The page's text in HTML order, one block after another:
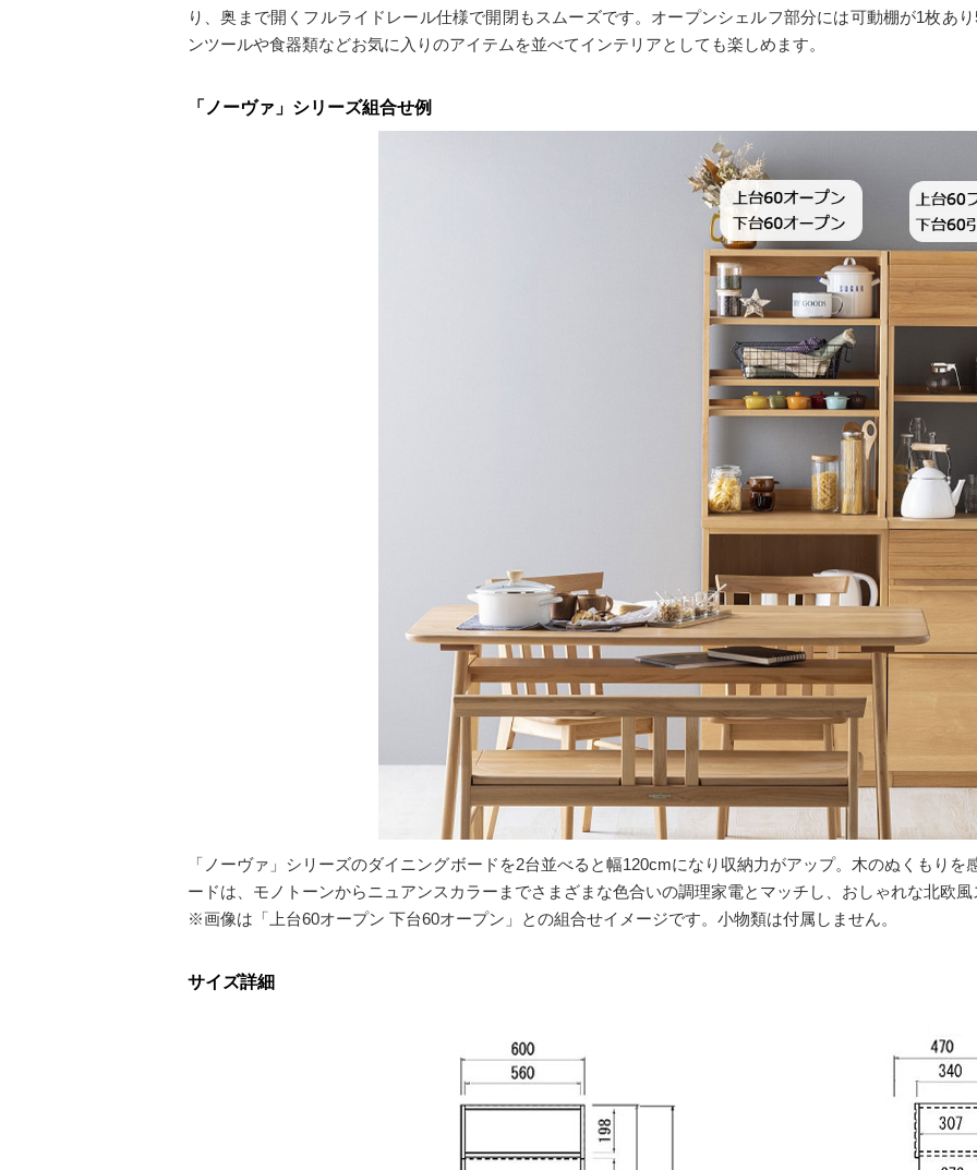
り、奥まで開くフルライドレール仕様で開閉もスムーズです。オープンシェルフ部分には可動棚が1枚あ
ンツールや食器類などお気に入りのアイテムを並べてインテリアとしても楽しめます。
「ノーヴァ」シリーズ組合せ例
「ノーヴァ」シリーズのダイニングボードを2台並べると幅120cmになり収納力がアップ。木のぬくもり
ードは、モノトーンからニュアンスカラーまでさまざまな色合いの調理家電とマッチし、おしゃれな北欧風
※画像は「上台60オープン 下台60オープン」との組合せイメージです。小物類は付属しません。
サイズ詳細